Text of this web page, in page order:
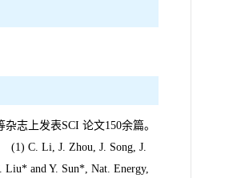
杂志上发表SCI 论文150余篇。
C. Li, J. Zhou, J. Song, J.
and Y. Sun*, Nat. Energy,